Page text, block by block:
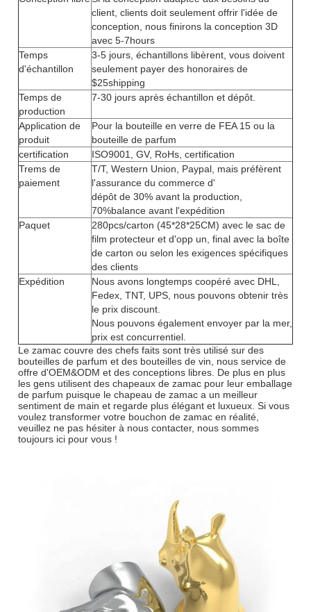
client, clients doit seulement offrir l'idée de
conception, nous finirons la conception 3D
avec 5-7hours
Temps
d'échantillon
3-5 jours, échantillons libèrent, vous doivent
seulement payer des honoraires de
$25shipping
Temps de
production
7-30 jours après échantillon et dépôt.
Application de
produit
Pour la bouteille en verre de FEA 15 ou la
bouteille de parfum
certification
ISO9001, GV, RoHs, certification
Trems de
paiement
T/T, Western Union, Paypal, mais préfèrent
l'assurance du commerce d'
dépôt de 30% avant la production,
70%balance avant l'expédition
Paquet
280pcs/carton (45*28*25CM) avec le sac de
film protecteur et d'opp un, final avec la boîte
de carton ou selon les exigences spécifiques
des clients
Expédition
Nous avons longtemps coopéré avec DHL,
Fedex, TNT, UPS, nous pouvons obtenir très
le prix discount.
Nous pouvons également envoyer par la mer,
prix est concurrentiel.
Le zamac couvre des chefs faits sont très utilisé sur des
bouteilles de parfum et des bouteilles de vin, nous service de
offre d'OEM&ODM et des conceptions libres. De plus en plus
les gens utilisent des chapeaux de zamac pour leur emballage
de parfum puisque le chapeau de zamac a un meilleur
sentiment de main et regarde plus élégant et luxueux. Si vous
voulez transformer votre bouchon de zamac en réalité,
veuillez ne pas hésiter à nous contacter, nous sommes
toujours ici pour vous !